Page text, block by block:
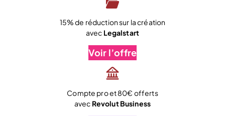
15% de réduction sur la création
avec Legalstart
Voir l’offre
Compte pro et 80€ offerts
avec Revolut Business